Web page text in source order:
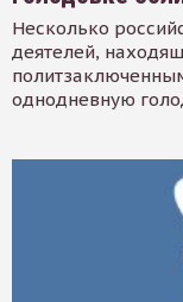
Несколько
деятелей,
однодневную